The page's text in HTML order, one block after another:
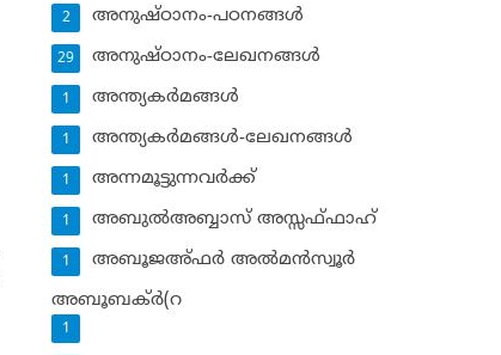
അനുഷ്ഠാനം-പഠനങ്ങള്‍
2
അനുഷ്ഠാനം-ലേഖനങ്ങള്‍
29
അന്ത്യകര്‍മങ്ങള്‍
1
അന്ത്യകര്‍മങ്ങള്‍-ലേഖനങ്ങള്‍
1
അന്നമൂട്ടുന്നവര്‍ക്ക്
1
അബുല്‍അബ്ബാസ് അസ്സഫ്ഫാഹ്‌
1
അബൂജഅ്ഫര്‍ അല്‍മന്‍സ്വൂര്‍
1
അബൂബക്ര്‍(റ
1